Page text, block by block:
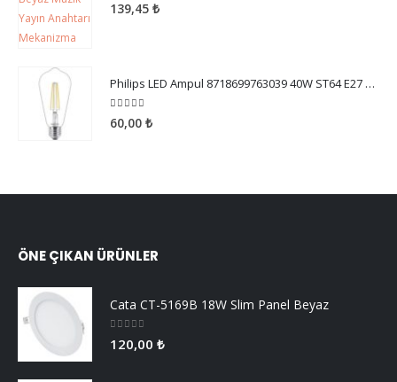
5.00 5 üzerinden
139,45 ₺
Philips LED Ampul 8718699763039 40W ST64 E27 WW CL ND SRT4
5.005 üzerinden
60,00 ₺
ÖNE ÇIKAN ÜRÜNLER
Cata CT-5169B 18W Slim Panel Beyaz
0 5 üzerinden
120,00 ₺